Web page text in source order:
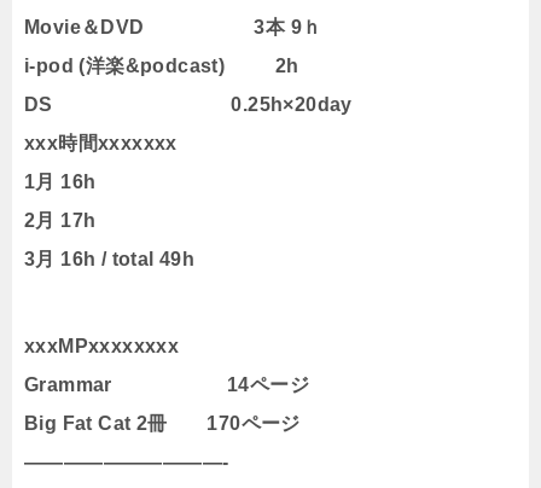
Movie＆DVD 3本 9ｈ
i-pod (洋楽&podcast) 2h
DS 0.25h×20day
xxx時間xxxxxxx
1月 16h
2月 17h
3月 16h / total 49h
xxxMPxxxxxxxx
Grammar 14ページ
Big Fat Cat 2冊 170ページ
——————————-